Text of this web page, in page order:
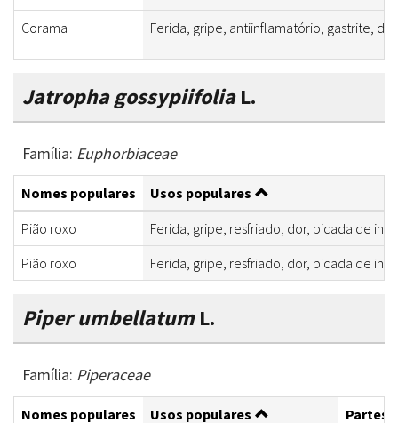
Corama Ferida, gripe, antiinflamatório, gastrite,
Jatropha gossypiifoliaL.
Família: Euphorbiaceae
Nomes populares
Usos populares
Pião roxo
Ferida, gripe, resfriado, dor, picada de
Pião roxo
Ferida, gripe, resfriado, dor, picada de
Piper umbellatumL.
Família: Piperaceae
Nomes populares Usos populares
Partes